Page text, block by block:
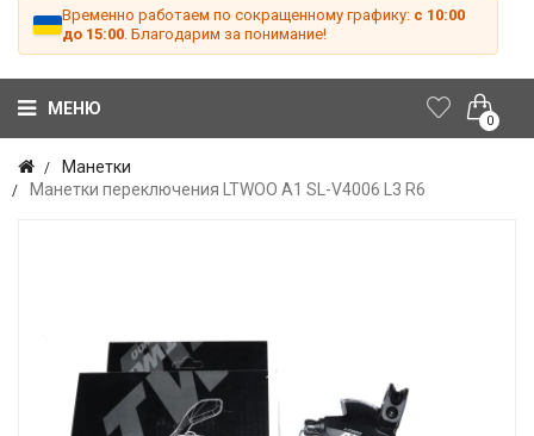
Временно работаем по сокращенному графику: с 10:00
до 15:00 . Благодарим за понимание!
0
МЕНЮ
Манетки
Манетки переключения LTWOO A1 SL-V4006 L3 R6